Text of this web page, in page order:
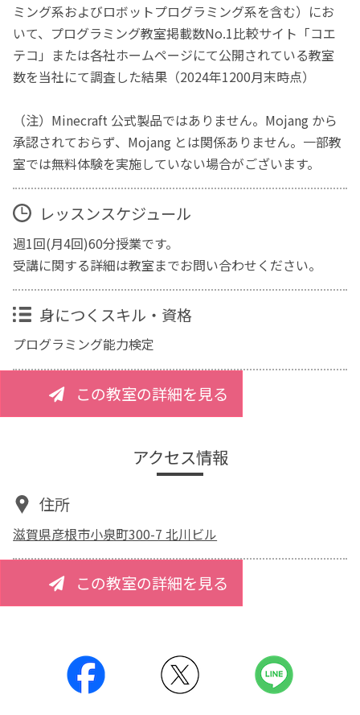
ミング系およびロボットプログラミング系を含む）にお
いて、プログラミング教室掲載数No.1比較サイト「コエ
テコ」または各社ホームページにて公開されている教室
数を当社にて調査した結果（2024年1200月末時点）
（注）Minecraft 公式製品ではありません。Mojang から
承認されておらず、Mojang とは関係ありません。一部教
室では無料体験を実施していない場合がございます。
レッスンスケジュール
週1回(月4回)60分授業です。
受講に関する詳細は教室までお問い合わせください。
身につくスキル・資格
プログラミング能力検定
この教室の詳細を見る
アクセス情報
住所
滋賀県彦根市小泉町300-7 北川ビル
この教室の詳細を見る